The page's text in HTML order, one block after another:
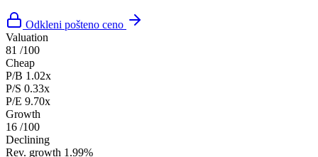
Odkleni pošteno ceno
Valuation
81 /100
Cheap
P/B 1.02x
P/S 0.33x
P/E 9.70x
Growth
16 /100
Declining
Rev. growth 1.99%